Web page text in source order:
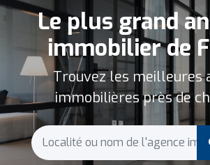
Le plus grand
immobilier de
Trouvez les meilleures
immobilières près de